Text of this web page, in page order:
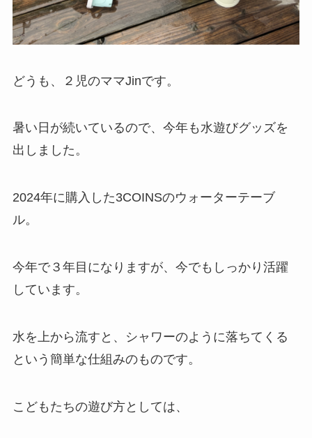
どうも、２児のママJinです。
暑い日が続いているので、今年も水遊びグッズを
出しました。
2024年に購入した3COINSのウォーターテーブ
ル。
今年で３年目になりますが、今でもしっかり活躍
しています。
水を上から流すと、シャワーのように落ちてくる
という簡単な仕組みのものです。
こどもたちの遊び方としては、